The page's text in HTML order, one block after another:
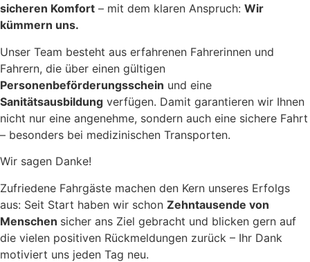
sicheren Komfort – mit dem klaren Anspruch: Wir
kümmern uns.
Unser Team besteht aus erfahrenen Fahrerinnen und
Fahrern, die über einen gültigen
Personenbeförderungsschein und eine
Sanitätsausbildung verfügen. Damit garantieren wir Ihnen
nicht nur eine angenehme, sondern auch eine sichere Fahrt
– besonders bei medizinischen Transporten.
Wir sagen Danke!
Zufriedene Fahrgäste machen den Kern unseres Erfolgs
aus: Seit Start haben wir schon Zehntausende von
Menschen sicher ans Ziel gebracht und blicken gern auf
die vielen positiven Rückmeldungen zurück – Ihr Dank
motiviert uns jeden Tag neu.